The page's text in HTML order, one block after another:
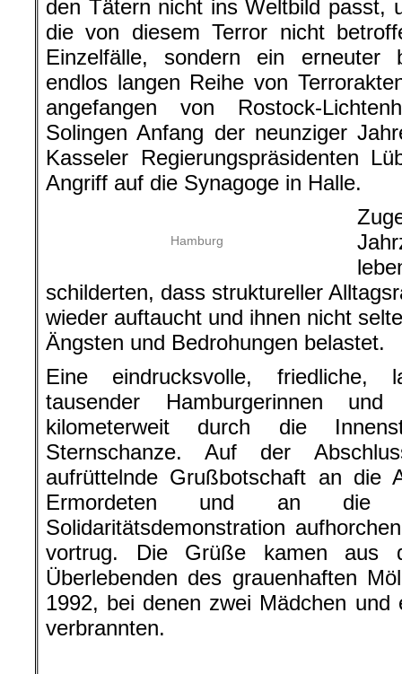
den Tätern nicht ins Weltbild passt,
die von diesem Terror nicht
Einzelfälle, sondern ein erneuter
endlos langen Reihe von
angefangen von Rostock-
Solingen Anfang der neunziger
Kasseler Regierungspräsidenten
Angriff auf die Synagoge in Halle.
Hamburg
schilderten, dass struktureller
wieder auftaucht und ihnen nicht
Ängsten und Bedrohungen belastet.
Eine eindrucksvolle, friedliche,
tausender Hamburgerinnen
kilometerweit durch die
Sternschanze. Auf der
aufrüttelnde Grußbotschaft an die
Ermordeten und an die
Solidaritätsdemonstration
vortrug. Die Grüße kamen aus
Überlebenden des grauenhaften
1992, bei denen zwei Mädchen
verbrannten.